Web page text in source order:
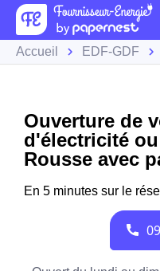
Accueil EDF-GDF